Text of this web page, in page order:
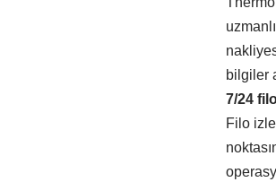
bilgiler
7/24
Filo